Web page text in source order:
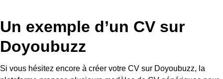
Un exemple d’un CV sur
Doyoubuzz
Si vous hésitez encore à créer votre CV sur Doyoubuzz, la